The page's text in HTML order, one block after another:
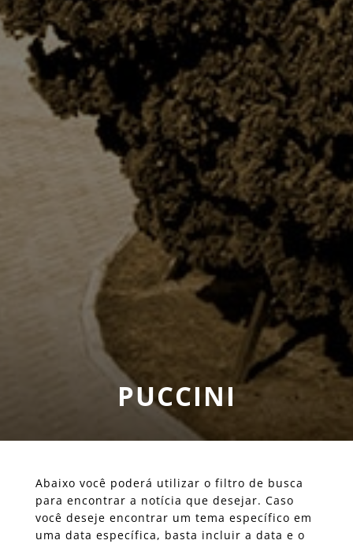
PUCCINI
Abaixo você poderá utilizar o filtro de busca
para encontrar a notícia que desejar. Caso
você deseje encontrar um tema específico em
uma data específica, basta incluir a data e o